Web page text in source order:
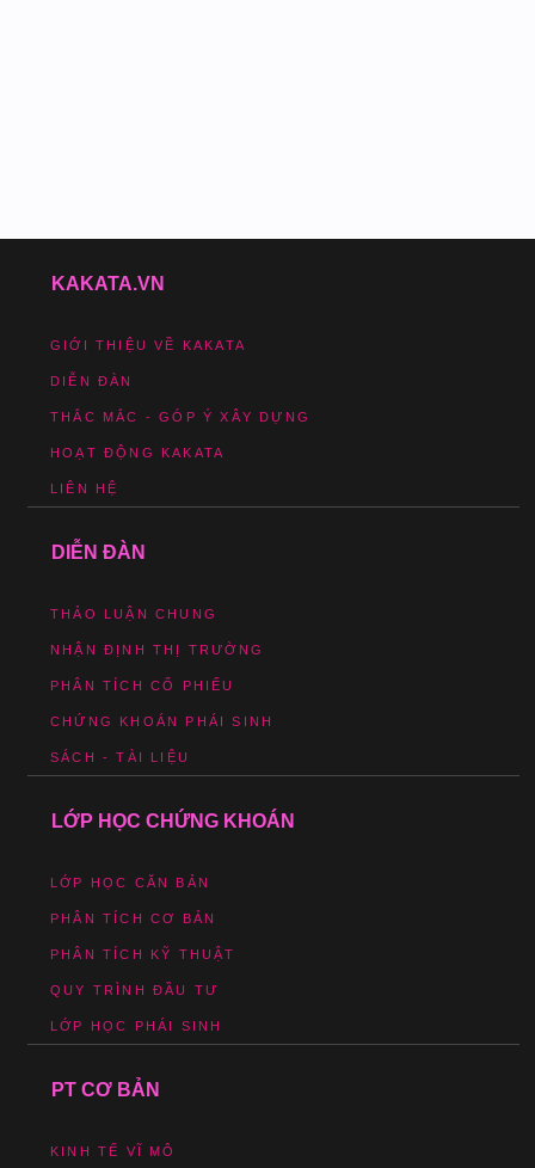
KAKATA.VN
GIỚI THIỆU VỀ KAKATA
DIỄN ĐÀN
THẮC MẮC - GÓP Ý XÂY DỰNG
HOẠT ĐỘNG KAKATA
LIÊN HỆ
DIỄN ĐÀN
THẢO LUẬN CHUNG
NHẬN ĐỊNH THỊ TRƯỜNG
PHÂN TÍCH CỔ PHIẾU
CHỨNG KHOÁN PHÁI SINH
SÁCH - TÀI LIỆU
LỚP HỌC CHỨNG KHOÁN
LỚP HỌC CĂN BẢN
PHÂN TÍCH CƠ BẢN
PHÂN TÍCH KỸ THUẬT
QUY TRÌNH ĐẦU TƯ
LỚP HỌC PHÁI SINH
PT CƠ BẢN
KINH TẾ VĨ MÔ